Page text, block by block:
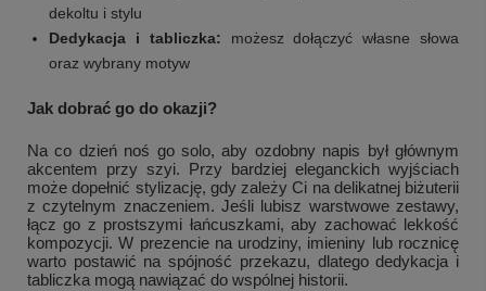
dekoltu i stylu
Dedykacja i tabliczka: możesz dołączyć własne słowa
oraz wybrany motyw
Jak dobrać go do okazji?
Na co dzień noś go solo, aby ozdobny napis był głównym
akcentem przy szyi. Przy bardziej eleganckich wyjściach
może dopełnić stylizację, gdy zależy Ci na delikatnej biżuterii
z czytelnym znaczeniem. Jeśli lubisz warstwowe zestawy,
łącz go z prostszymi łańcuszkami, aby zachować lekkość
kompozycji. W prezencie na urodziny, imieniny lub rocznicę
warto postawić na spójność przekazu, dlatego dedykacja i
tabliczka mogą nawiązać do wspólnej historii.